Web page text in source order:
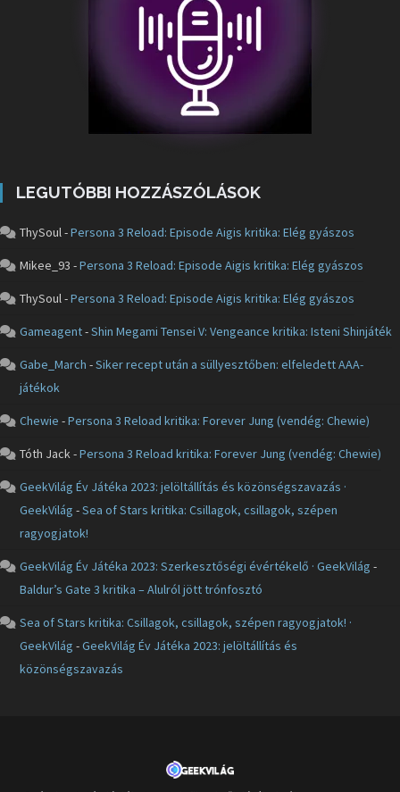
LEGUTÓBBI HOZZÁSZÓLÁSOK
ThySoul-Persona 3 Reload: Episode Aigis kritika: Elég gyászos
Mikee_93 -Persona 3 Reload: Episode Aigis kritika: Elég gyászos
ThySoul-Persona 3 Reload: Episode Aigis kritika: Elég gyászos
Gameagent-Shin Megami Tensei V: Vengeance kritika: Isteni Shinjáték
Gabe_March -Siker recept után a süllyesztőben: elfeledett AAA-
játékok
Chewie -Persona 3 Reload kritika: Forever Jung (vendég: Chewie)
Tóth Jack-Persona 3 Reload kritika: Forever Jung (vendég: Chewie)
GeekVilág Év Játéka 2023: jelöltállítás és közönségszavazás ·
GeekVilág -Sea of Stars kritika: Csillagok, csillagok, szépen
ragyogjatok!
GeekVilág Év Játéka 2023: Szerkesztőségi évértékelő · GeekVilág -
Baldur’s Gate 3 kritika – Alulról jött trónfosztó
Sea of Stars kritika: Csillagok, csillagok, szépen ragyogjatok! ·
GeekVilág -GeekVilág Év Játéka 2023: jelöltállítás és
közönségszavazás